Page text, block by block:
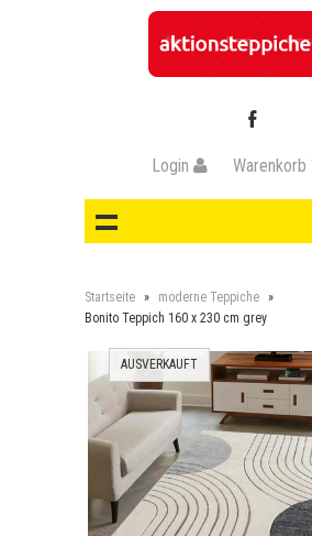
Login Warenkorb
Startseite » moderne Teppiche »
Bonito Teppich 160 x 230 cm grey
AUSVERKAUFT